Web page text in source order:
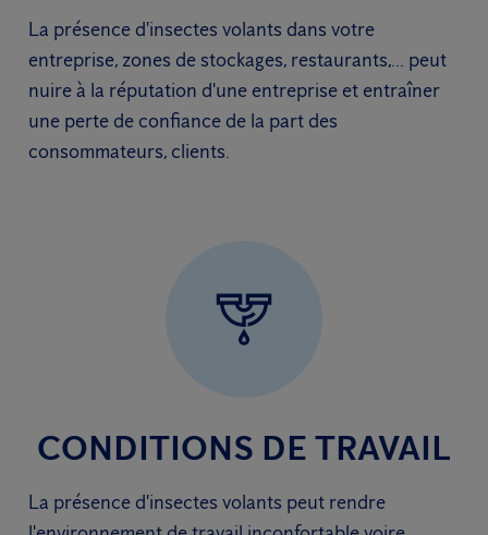
La présence d'insectes volants dans votre
entreprise, zones de stockages, restaurants,... peut
nuire à la réputation d'une entreprise et entraîner
une perte de confiance de la part des
consommateurs, clients.
CONDITIONS DE TRAVAIL
La présence d'insectes volants peut rendre